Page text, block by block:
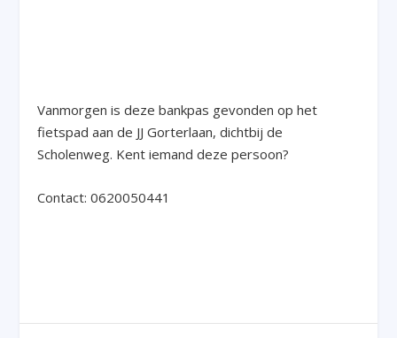
Vanmorgen is deze bankpas gevonden op het
fietspad aan de JJ Gorterlaan, dichtbij de
Scholenweg. Kent iemand deze persoon?
Contact: 0620050441